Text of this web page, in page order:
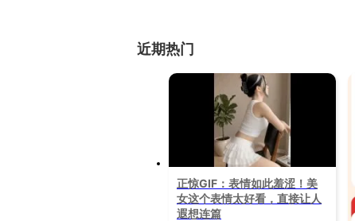
近期热门
正惊GIF：表情如此羞涩！美
女这个表情太好看，直接让人
遐想连篇